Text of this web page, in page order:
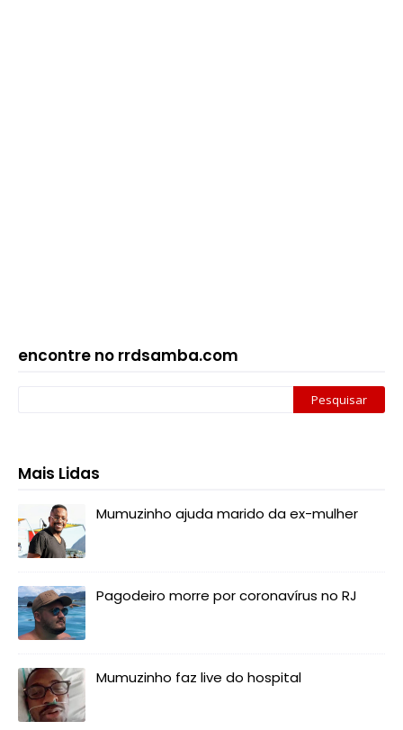
encontre no rrdsamba.com
Mais Lidas
Mumuzinho ajuda marido da ex-mulher
Pagodeiro morre por coronavírus no RJ
Mumuzinho faz live do hospital